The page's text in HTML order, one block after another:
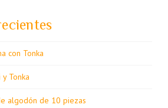
con Tonka
Tonka
algodón de 10 piezas